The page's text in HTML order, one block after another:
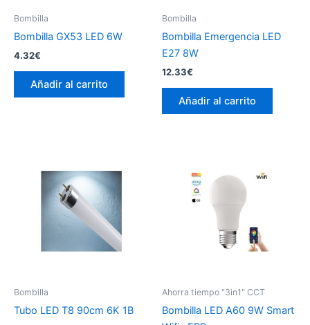
Bombilla
Bombilla GX53 LED 6W
4.32€
Añadir al carrito
Bombilla
Bombilla Emergencia LED
E27 8W
12.33€
Añadir al carrito
Bombilla
Tubo LED T8 90cm 6K 1B
Ahorra tiempo "3in1" CCT
Bombilla LED A60 9W Smart